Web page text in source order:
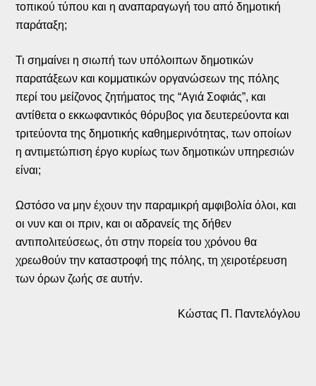
τοπικού τύπου και η αναπαραγωγή του από δημοτική
παράταξη;
Τι σημαίνει η σιωπή των υπόλοιπων δημοτικών
παρατάξεων και κομματικών οργανώσεων της πόλης
περί του μείζονος ζητήματος της “Αγιά Σοφιάς”, και
αντίθετα ο εκκωφαντικός θόρυβος για δευτερεύοντα και
τριτεύοντα της δημοτικής καθημερινότητας, των οποίων
η αντιμετώπιση έργο κυρίως των δημοτικών υπηρεσιών
είναι;
Ωστόσο να μην έχουν την παραμικρή αμφιβολία όλοι, και
οι νυν και οι πριν, και οι αδρανείς της δήθεν
αντιπολιτεύσεως, ότι στην πορεία του χρόνου θα
χρεωθούν την καταστροφή της πόλης, τη χειροτέρευση
των όρων ζωής σε αυτήν.
Κώστας Π. Παντελόγλου